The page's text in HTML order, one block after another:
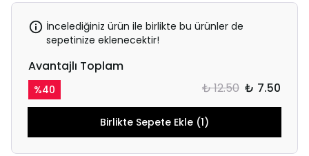
İncelediğiniz ürün ile birlikte bu ürünler de
sepetinize eklenecektir!
Avantajlı Toplam
%40 ₺ 12.50 ₺ 7.50
Birlikte Sepete Ekle (1)